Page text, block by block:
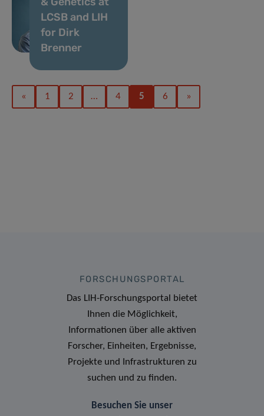
LCSB and LIH
for Dirk
Brenner
« 1 2 … 4 5 6 »
FORSCHUNGSPORTAL
Das LIH-Forschungsportal bietet
Ihnen die Möglichkeit,
Informationen über alle aktiven
Forscher, Einheiten, Ergebnisse,
Projekte und Infrastrukturen zu
suchen und zu finden.
Besuchen Sie unser